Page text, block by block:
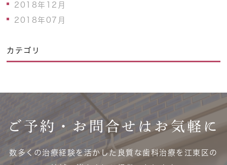
2018年12月
2018年07月
カテゴリ
ご予約・お問合せはお気軽に
数多くの治療経験を活かした良質な歯科治療を江東区の